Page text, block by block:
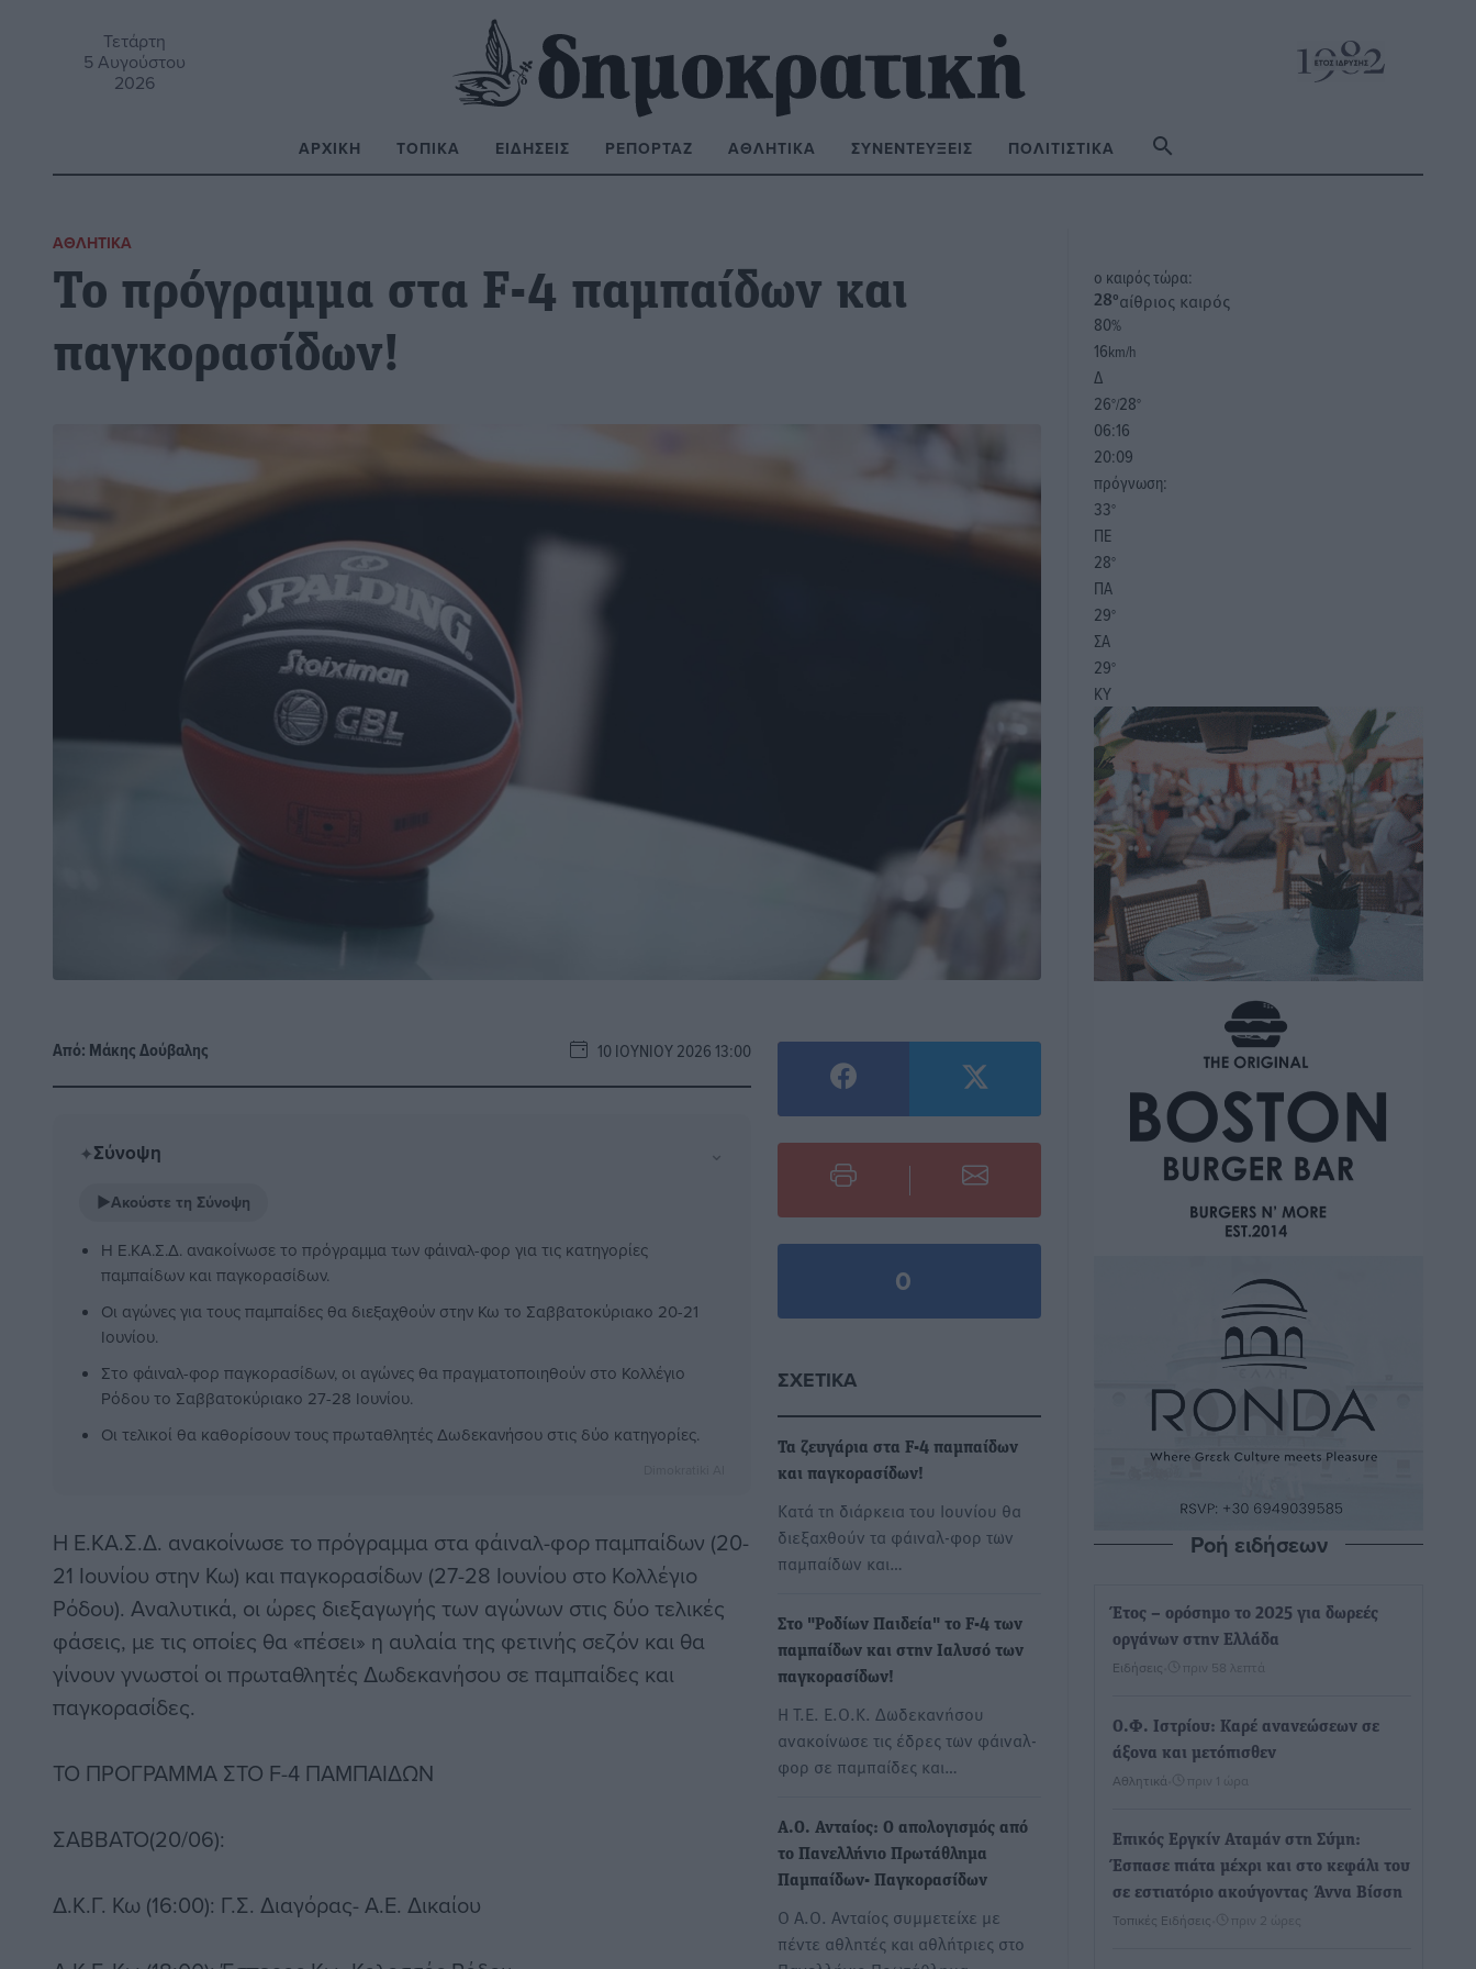
Τετάρτη
5 Αυγούστου
2026
ΑΡΧΙΚΉ ΤΟΠΙΚΆ ΕΙΔΉΣΕΙΣ ΡΕΠΟΡΤΆΖ ΑΘΛΗΤΙΚΆ ΣΥΝΕΝΤΕΎΞΕΙΣ ΠΟΛΙΤΙΣΤΙΚΆ
ΑΘΛΗΤΙΚΆ
Το πρόγραμμα στα F-4 παμπαίδων και
παγκορασίδων!
Από: Μάκης Δούβαλης 10 ΙΟΥΝΊΟΥ 2026 13:00
✦Σύνοψη ⌄
▶Ακούστε τη Σύνοψη
Η Ε.ΚΑ.Σ.Δ. ανακοίνωσε το πρόγραμμα των φάιναλ-φορ για τις κατηγορίες
παμπαίδων και παγκορασίδων.
Οι αγώνες για τους παμπαίδες θα διεξαχθούν στην Κω το Σαββατοκύριακο 20-21
Ιουνίου.
Στο φάιναλ-φορ παγκορασίδων, οι αγώνες θα πραγματοποιηθούν στο Κολλέγιο
Ρόδου το Σαββατοκύριακο 27-28 Ιουνίου.
Οι τελικοί θα καθορίσουν τους πρωταθλητές Δωδεκανήσου στις δύο κατηγορίες.
Η Ε.ΚΑ.Σ.Δ. ανακοίνωσε το πρόγραμμα στα φάιναλ-φορ παμπαίδων (20-
21 Ιουνίου στην Κω) και παγκορασίδων (27-28 Ιουνίου στο Κολλέγιο
Ρόδου). Αναλυτικά, οι ώρες διεξαγωγής των αγώνων στις δύο τελικές
φάσεις, με τις οποίες θα «πέσει» η αυλαία της φετινής σεζόν και θα
γίνουν γνωστοί οι πρωταθλητές Δωδεκανήσου σε παμπαίδες και
παγκορασίδες.
ΤΟ ΠΡΟΓΡΑΜΜΑ ΣΤΟ F-4 ΠΑΜΠΑΙΔΩΝ
ΣΑΒΒΑΤΟ(20/06):
Δ.Κ.Γ. Κω (16:00): Γ.Σ. Διαγόρας- Α.Ε. Δικαίου
0
ΣΧΕΤΙΚΆ
Τα ζευγάρια στα F-4 παμπαίδων
και παγκορασίδων!
Κατά τη διάρκεια του Ιουνίου θα
διεξαχθούν τα φάιναλ-φορ των
παμπαίδων και…
Στο "Ροδίων Παιδεία" το F-4 των
παμπαίδων και στην Ιαλυσό των
παγκορασίδων!
Η Τ.Ε. Ε.Ο.Κ. Δωδεκανήσου
ανακοίνωσε τις έδρες των φάιναλ-
φορ σε παμπαίδες και…
Α.Ο. Ανταίος: Ο απολογισμός από
το Πανελλήνιο Πρωτάθλημα
Παμπαίδων- Παγκορασίδων
Ο Α.Ο. Ανταίος συμμετείχε με
πέντε αθλητές και αθλήτριες στο
o καιρός τώρα:
28°αίθριος καιρός
80%
16km/h
Δ
26°/28°
06:16
20:09
πρόγνωση:
33°
ΠΕ
28°
ΠΑ
29°
ΣΑ
29°
ΚΥ
Ροή ειδήσεων
Έτος – ορόσημο το 2025 για δωρεές
οργάνων στην Ελλάδα
Ειδήσεις πριν 58 λεπτά
Ο.Φ. Ιστρίου: Καρέ ανανεώσεων σε
άξονα και μετόπισθεν
Αθλητικά πριν 1 ώρα
Επικός Εργκίν Αταμάν στη Σύμη:
Έσπασε πιάτα μέχρι και στο κεφάλι του
σε εστιατόριο ακούγοντας Άννα Βίσση
Τοπικές Ειδήσεις πριν 2 ώρες